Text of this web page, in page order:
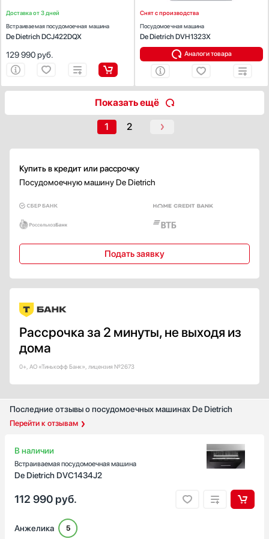
Аквастоп (AquaStop)
Полный Аквастоп (AquaStop)
Защита от воды (AquaSafe)
Водонепроницаемый (Waterproof)
Одноступенчатая
Многоступенчатая
Безопасно для детей (KidSafe)
Есть
Жесткое
Скользящее
Есть
A++
А+++
Показать все
Класс сушки
Доставка от 3 дней
Встраиваемая посудомоечная машина
De Dietrich DCJ422DQX
129 990руб.
Снят с производства
Посудомоечная машина
De Dietrich DVH1323X
Аналоги товара
Показать ещё
1 2
Купить в кредит или рассрочку
Посудомоечную машину De Dietrich
Подать заявку
Рассрочка за 2 минуты, не выходя из
дома
0+, АО «Тинькофф Банк», лицензия №2673
Последние отзывы о посудомоечных машинах De Dietrich
Перейти к отзывам
В наличии
Встраиваемая посудомоечная машина
De Dietrich DVC1434J2
112 990 руб.
Анжелика 5